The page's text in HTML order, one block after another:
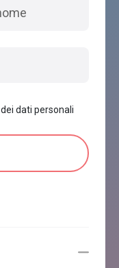
dati personali